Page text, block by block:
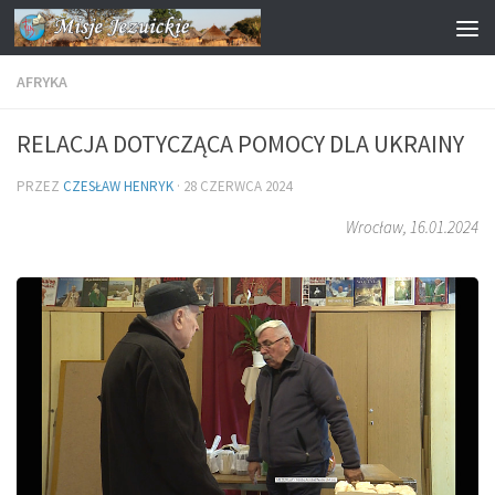
Przejdź do treści
AFRYKA
RELACJA DOTYCZĄCA POMOCY DLA UKRAINY
PRZEZ CZESŁAW HENRYK · 28 CZERWCA 2024
Wrocław, 16.01.2024